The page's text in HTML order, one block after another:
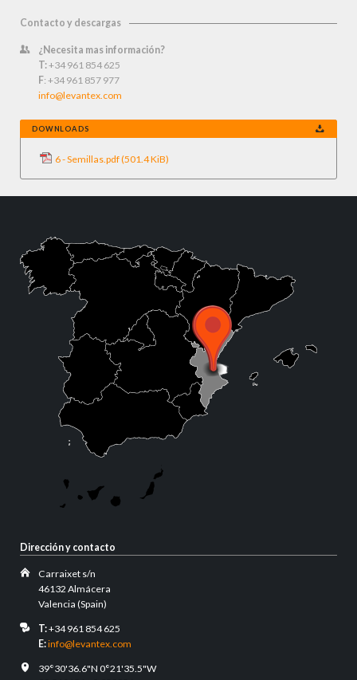
Contacto y descargas
¿Necesita mas información?
T:+34 961 854 625
F: +34 961 857 977
info@levantex.com
DOWNLOADS
6 - Semillas.pdf(501.4 KiB)
Dirección y contacto
Carraixet s/n
46132 Almácera
Valencia (Spain)
T:+34 961 854 625
E:info@levantex.com
39°30'36.6"N 0°21'35.5"W